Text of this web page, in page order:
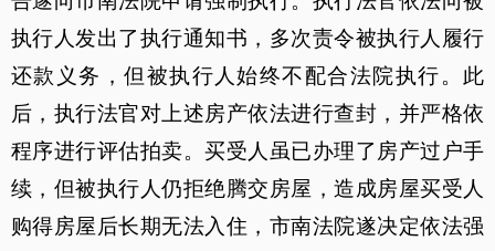
执行人发出了执行通知书，多次责令被执行人履行
还款义务，但被执行人始终不配合法院执行。此
后，执行法官对上述房产依法进行查封，并严格依
程序进行评估拍卖。买受人虽已办理了房产过户手
续，但被执行人仍拒绝腾交房屋，造成房屋买受人
购得房屋后长期无法入住，市南法院遂决定依法强